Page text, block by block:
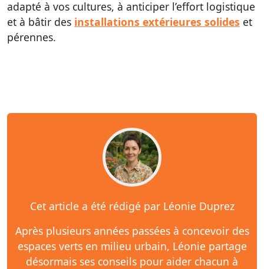
adapté à vos cultures, à anticiper l’effort logistique
et à bâtir des installations extérieures solides et
pérennes.
Cet article a été rédigé par Léonie Duprez
Après plusieurs années passées à concevoir des
espaces verts en milieu urbain, Léonie partage
désormais ses conseils pour aider chacun à